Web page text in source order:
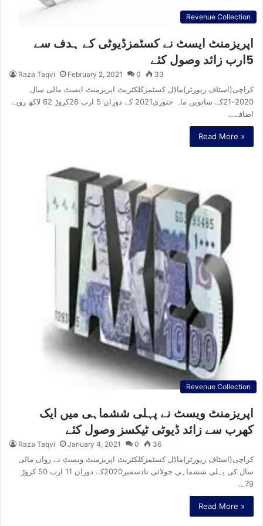
Revenue Collection
اپریزمنٹ ایسٹ نے کسٹمزڈیوٹی کے ہدف سے
5ارب زائد وصول کئے
Raza Taqvi February 2, 2021 0 33
کراچی(اسٹاف رپورٹر)ماڈل کسٹمزکلکٹریٹ اپریزمنٹ ایسٹ مالی سال
2020-21کے ساتویں ماہ جنوری2021 کے دوران 5 ارب 26کروڑ 62 لاکھ روپے
اضافے…
Read More »
Revenue Collection
اپریزمنٹ ویسٹ نے پہلی ششماہی میں ایک
کھرب سے زائد ڈیوٹی ٹیکسز وصول کئے
Raza Taqvi January 4, 2021 0 36
کراچی(اسٹاف رپورٹر)ماڈل کسٹمزکلکٹریٹ اپریزمنٹ ویسٹ نے رواں مالی
سال کی پہلی ششماہی جولائی تادسمبر2020کے دوران 11 ارب 50 کروڑ
79…
Read More »